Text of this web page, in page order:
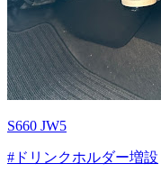
S660 JW5
#ドリンクホルダー増設